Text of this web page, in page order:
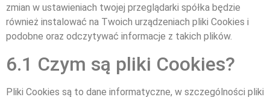
zmian w ustawieniach twojej przeglądarki spółka będzie
również instalować na Twoich urządzeniach pliki Cookies i
podobne oraz odczytywać informacje z takich plików.
6.1 Czym są pliki Cookies?
Pliki Cookies są to dane informatyczne, w szczególności pliki